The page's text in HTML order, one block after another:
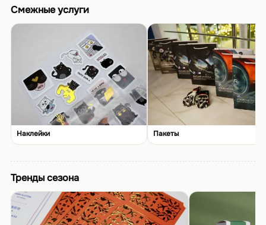
Смежные услуги
Наклейки Пакеты
Тренды сезона